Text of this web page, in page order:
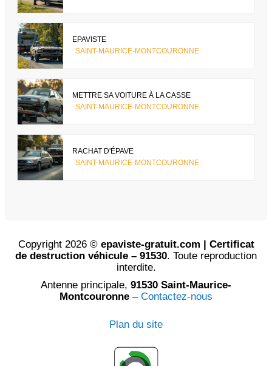
EPAVISTE
SAINT-MAURICE-MONTCOURONNE
METTRE SA VOITURE À LA CASSE
SAINT-MAURICE-MONTCOURONNE
RACHAT D'ÉPAVE
SAINT-MAURICE-MONTCOURONNE
Copyright 2026 © epaviste-gratuit.com | Certificat
de destruction véhicule – 91530. Toute reproduction
interdite.
Antenne principale, 91530 Saint-Maurice-
Montcouronne – Contactez-nous
Plan du site